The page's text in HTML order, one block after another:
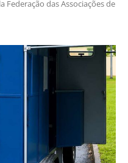
Federação das Associações de